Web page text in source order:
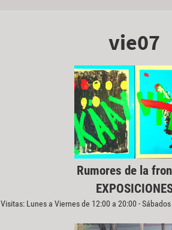
vie07
Rumores de la
Visitas: Lunes a Viernes de 12:00 a 20:00 -